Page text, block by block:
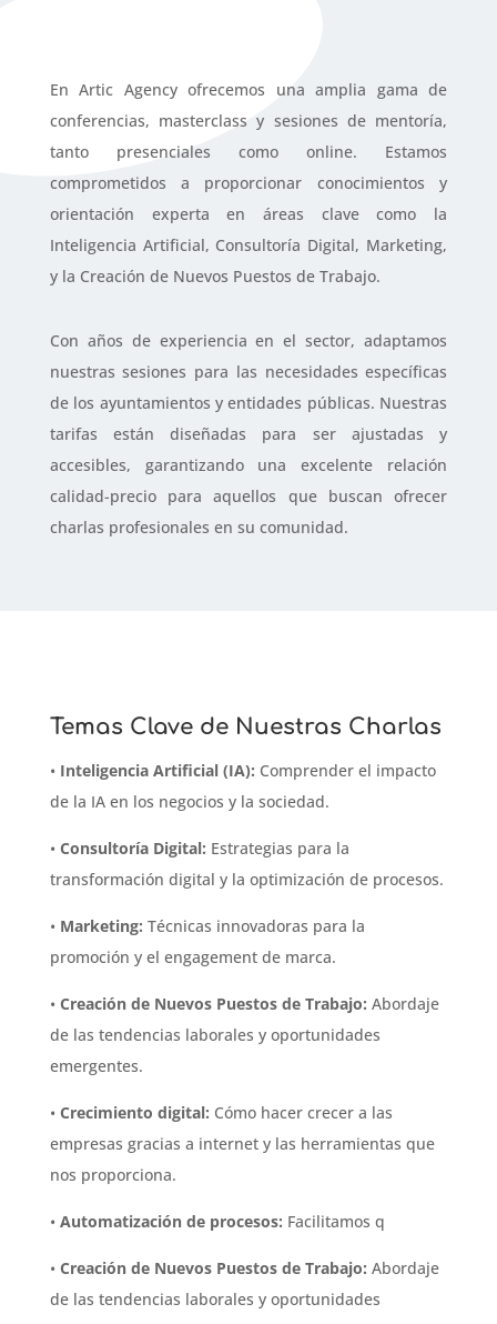
En Artic Agency ofrecemos una amplia gama de
conferencias, masterclass y sesiones de mentoría,
tanto presenciales como online. Estamos
comprometidos a proporcionar conocimientos y
orientación experta en áreas clave como la
Inteligencia Artificial, Consultoría Digital, Marketing,
y la Creación de Nuevos Puestos de Trabajo.
Con años de experiencia en el sector, adaptamos
nuestras sesiones para las necesidades específicas
de los ayuntamientos y entidades públicas. Nuestras
tarifas están diseñadas para ser ajustadas y
accesibles, garantizando una excelente relación
calidad-precio para aquellos que buscan ofrecer
charlas profesionales en su comunidad.
Temas Clave de Nuestras Charlas
• Inteligencia Artificial (IA): Comprender el impacto
de la IA en los negocios y la sociedad.
• Consultoría Digital: Estrategias para la
transformación digital y la optimización de procesos.
• Marketing: Técnicas innovadoras para la
promoción y el engagement de marca.
• Creación de Nuevos Puestos de Trabajo: Abordaje
de las tendencias laborales y oportunidades
emergentes.
• Crecimiento digital: Cómo hacer crecer a las
empresas gracias a internet y las herramientas que
nos proporciona.
• Automatización de procesos: Facilitamos q
• Creación de Nuevos Puestos de Trabajo: Abordaje
de las tendencias laborales y oportunidades